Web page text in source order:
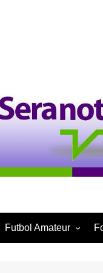
Futbol Amateur